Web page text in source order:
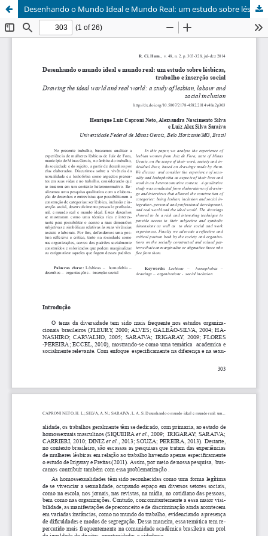
Desenhando o Mundo Ideal e Mundo Real: um estudo sobre lésbicas, trabalho e inserção social